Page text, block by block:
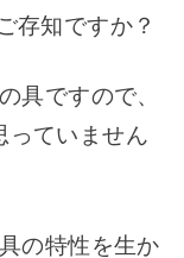
存知ですか？
具ですので、
っていません
の特性を生か